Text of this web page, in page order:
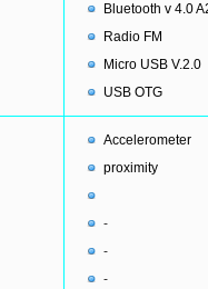
Bluetooth v 4.0
Radio FM
Micro USB V.2.0
USB OTG
Accelerometer
proximity
-
-
-